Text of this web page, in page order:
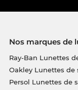
Nos marques de
Ray-Ban Lunettes
Oakley Lunettes de
Persol Lunettes de